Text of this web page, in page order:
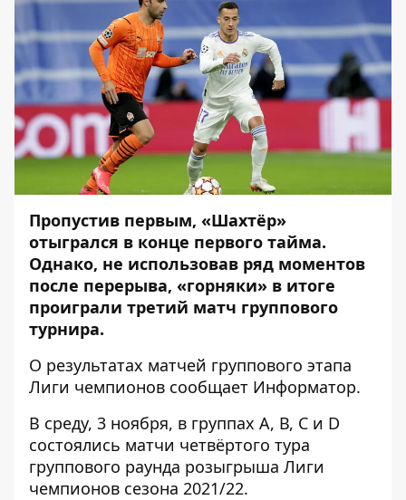
Пропустив первым, «Шахтёр»
отыгрался в конце первого тайма.
Однако, не использовав ряд моментов
после перерыва, «горняки» в итоге
проиграли третий матч группового
турнира.
О результатах матчей группового этапа
Лиги чемпионов сообщает Информатор.
В среду, 3 ноября, в группах А, В, С и D
состоялись матчи четвёртого тура
группового раунда розыгрыша Лиги
чемпионов сезона 2021/22.